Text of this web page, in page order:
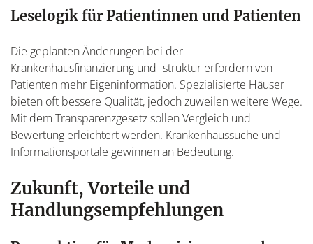
Leselogik für Patientinnen und Patienten
Die geplanten Änderungen bei der
Krankenhausfinanzierung und -struktur erfordern von
Patienten mehr Eigeninformation. Spezialisierte Häuser
bieten oft bessere Qualität, jedoch zuweilen weitere Wege.
Mit dem Transparenzgesetz sollen Vergleich und
Bewertung erleichtert werden. Krankenhaussuche und
Informationsportale gewinnen an Bedeutung.
Zukunft, Vorteile und
Handlungsempfehlungen